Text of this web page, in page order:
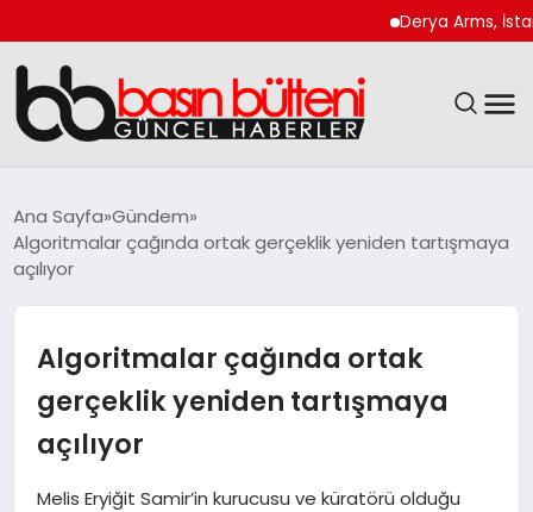
Derya Arms, İstanbul
GÜNCEL
MAGAZIN
SAĞLIK
SPOR
Ana Sayfa Gündem
Algoritmalar çağında ortak gerçeklik yeniden tartışmaya
açılıyor
Algoritmalar çağında ortak
gerçeklik yeniden tartışmaya
açılıyor
Melis Eryiğit Samir’in kurucusu ve küratörü olduğu